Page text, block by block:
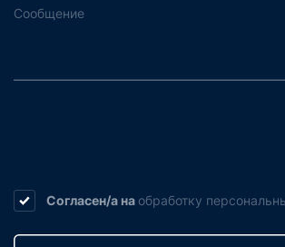
Согласен/а на обработку